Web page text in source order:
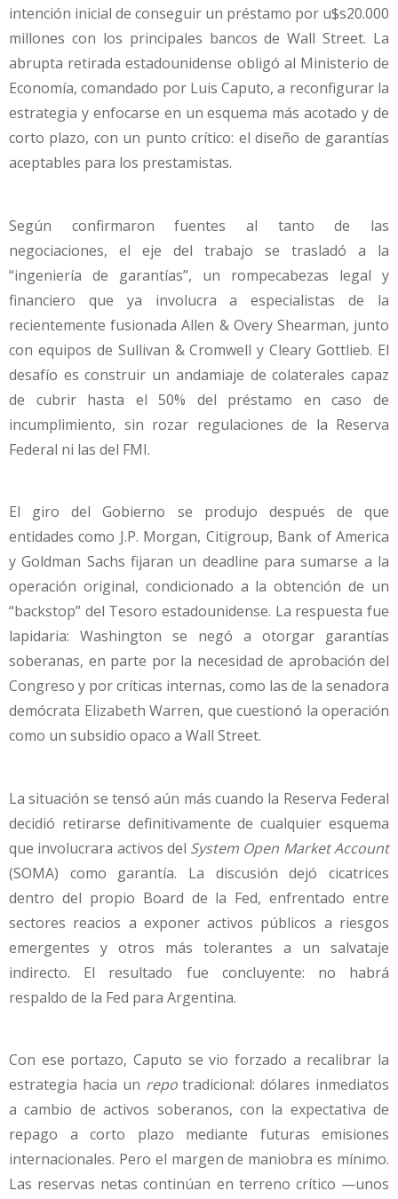
intención inicial de conseguir un préstamo por u$s20.000
millones con los principales bancos de Wall Street. La
abrupta retirada estadounidense obligó al Ministerio de
Economía, comandado por Luis Caputo, a reconfigurar la
estrategia y enfocarse en un esquema más acotado y de
corto plazo, con un punto crítico: el diseño de garantías
aceptables para los prestamistas.
Según confirmaron fuentes al tanto de las
negociaciones, el eje del trabajo se trasladó a la
“ingeniería de garantías”, un rompecabezas legal y
financiero que ya involucra a especialistas de la
recientemente fusionada Allen & Overy Shearman, junto
con equipos de Sullivan & Cromwell y Cleary Gottlieb. El
desafío es construir un andamiaje de colaterales capaz
de cubrir hasta el 50% del préstamo en caso de
incumplimiento, sin rozar regulaciones de la Reserva
Federal ni las del FMI.
El giro del Gobierno se produjo después de que
entidades como J.P. Morgan, Citigroup, Bank of America
y Goldman Sachs fijaran un deadline para sumarse a la
operación original, condicionado a la obtención de un
“backstop” del Tesoro estadounidense. La respuesta fue
lapidaria: Washington se negó a otorgar garantías
soberanas, en parte por la necesidad de aprobación del
Congreso y por críticas internas, como las de la senadora
demócrata Elizabeth Warren, que cuestionó la operación
como un subsidio opaco a Wall Street.
La situación se tensó aún más cuando la Reserva Federal
decidió retirarse definitivamente de cualquier esquema
que involucrara activos del System Open Market Account
(SOMA) como garantía. La discusión dejó cicatrices
dentro del propio Board de la Fed, enfrentado entre
sectores reacios a exponer activos públicos a riesgos
emergentes y otros más tolerantes a un salvataje
indirecto. El resultado fue concluyente: no habrá
respaldo de la Fed para Argentina.
Con ese portazo, Caputo se vio forzado a recalibrar la
estrategia hacia un repotradicional: dólares inmediatos
a cambio de activos soberanos, con la expectativa de
repago a corto plazo mediante futuras emisiones
internacionales. Pero el margen de maniobra es mínimo.
Las reservas netas continúan en terreno crítico —unos